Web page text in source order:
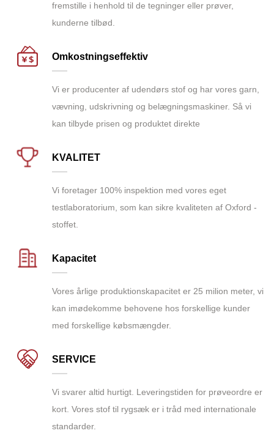
fremstille i henhold til de tegninger eller prøver,
kunderne tilbød.
Omkostningseffektiv
Vi er producenter af udendørs stof og har vores garn,
vævning, udskrivning og belægningsmaskiner. Så vi
kan tilbyde prisen og produktet direkte
KVALITET
Vi foretager 100% inspektion med vores eget
testlaboratorium, som kan sikre kvaliteten af Oxford -
stoffet.
Kapacitet
Vores årlige produktionskapacitet er 25 milion meter, vi
kan imødekomme behovene hos forskellige kunder
med forskellige købsmængder.
SERVICE
Vi svarer altid hurtigt. Leveringstiden for prøveordre er
kort. Vores stof til rygsæk er i tråd med internationale
standarder.